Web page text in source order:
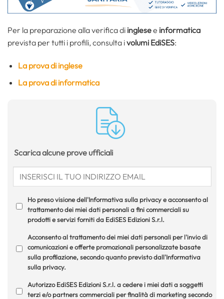
Per la preparazione alla verifica di inglesee informatica
prevista per tutti i profili, consulta ivolumi EdiSES:
La prova di inglese
La prova di informatica
Scarica alcune prove ufficiali
Ho preso visione dell'Informativa sulla privacy e acconsento al
trattamento dei miei dati personali a fini commerciali su
prodotti e servizi forniti da EdiSES Edizioni S.r.l.
Acconsento al trattamento dei miei dati personali per l'invio di
comunicazioni e offerte promozionali personalizzate basate
sulla profilazione, secondo quanto previsto dall'Informativa
sulla privacy.
Autorizzo EdiSES Edizioni S.r.l. a cedere i miei dati a soggetti
terzi e/o partners commerciali per finalità di marketing secondo